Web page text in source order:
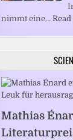
nimmt eine…
Mathias